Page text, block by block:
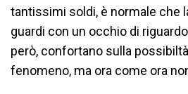
tantissimi soldi, è normale che
guardi con un occhio di
però, confortano sulla
fenomeno, ma ora come ora